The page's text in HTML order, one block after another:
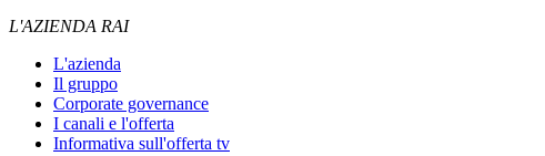
L'AZIENDA RAI
L'azienda
Il gruppo
Corporate governance
I canali e l'offerta
Informativa sull'offerta tv